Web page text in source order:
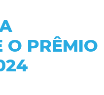
O PRÊMIO